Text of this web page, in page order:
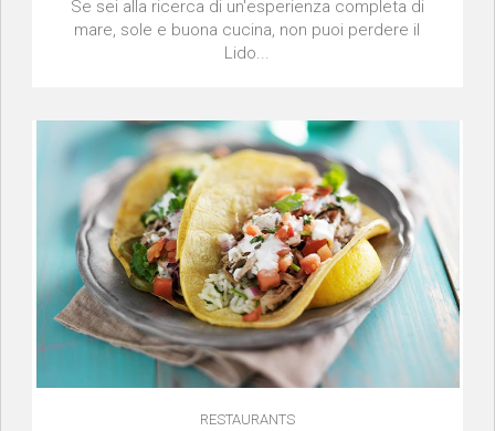
Se sei alla ricerca di un'esperienza completa di
mare, sole e buona cucina, non puoi perdere il
Lido...
RESTAURANTS